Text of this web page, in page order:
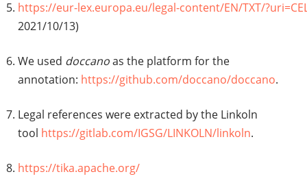
https://eur-lex.europa.eu/legal-content/EN/TXT/
2021/10/13)
We used doccanoas the platform for the
annotation: https://github.com/doccano/doccano.
Legal references were extracted by the Linkoln
tool https://gitlab.com/IGSG/LINKOLN/linkoln.
https://tika.apache.org/